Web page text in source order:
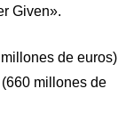
Given».
de euros)
millones de